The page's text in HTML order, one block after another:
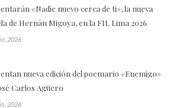
«Nadie nuevo cerca de ti», la nueva
de Hernán Migoya, en la FIL Lima 2026
2026
nueva edición del poemario «Enemigo»
Carlos Agüero
2026